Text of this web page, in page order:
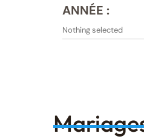
ANNÉE :
Nothing selected